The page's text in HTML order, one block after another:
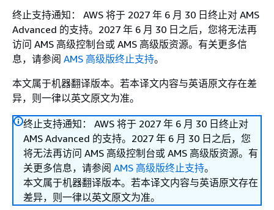
终止支持通知： AWS 将于 2027 年 6 月 30 日终止对 AMS
Advanced 的支持。2027 年 6 月 30 日之后，您将无法再
访问 AMS 高级控制台或 AMS 高级版资源。有关更多信
息，请参阅 AMS 高级版终止支持。
本文属于机器翻译版本。若本译文内容与英语原文存在差
异，则一律以英文原文为准。
终止支持通知： AWS 将于 2027 年 6 月 30 日终止对
AMS Advanced 的支持。2027 年 6 月 30 日之后，您
将无法再访问 AMS 高级控制台或 AMS 高级版资源。有
关更多信息，请参阅 AMS 高级版终止支持。
本文属于机器翻译版本。若本译文内容与英语原文存在
差异，则一律以英文原文为准。